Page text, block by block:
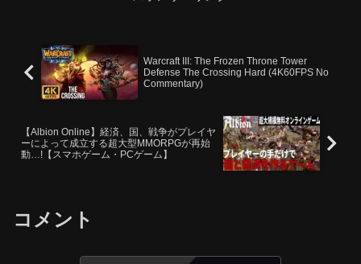
Warcraft III: The Frozen Throne Tower
Defense The Crossing Hard (4K60FPS No
Commentary)
【Albion Online】経済、国、戦争がプレイヤ
ーによって成立する超大型MMORPGが再始
動…!【スマホゲーム・PCゲーム】
コメント